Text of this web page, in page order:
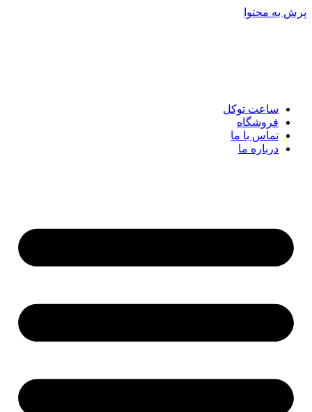
پرش به محتوا
ساعت توکل
فروشگاه
تماس با ما
درباره ما